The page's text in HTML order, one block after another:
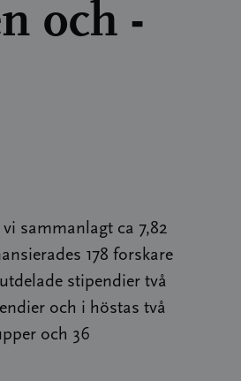
och -
sammanlagt ca 7,82
178 forskare
stipendier två
och i höstas två
och 36